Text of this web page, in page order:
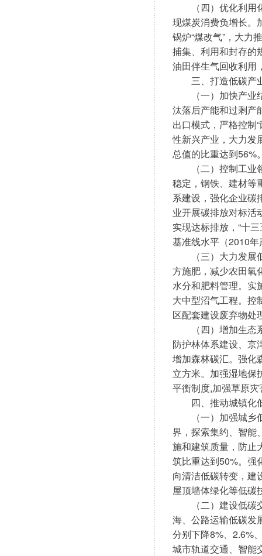
（四）优化利用化
现煤炭消费负增长。
锅炉“煤改气”，大力
捕集、利用和封存的
油田伴生气回收利用
三、打造低碳产
（一）加快产业结
汰落后产能和过剩产
出口模式，严格控制
性新兴产业，大力发
总值的比重达到56%
（二）控制工业领
稳定，钢铁、建材等
系建设，强化企业碳
业开展碳排放对标活
实现达标排放，“十
基准线水平（2010
（三）大力发展低
方施肥，减少农田氧
水分和肥料管理。实
大中型沼气工程。控
区配套建设废弃物处
（四）增加生态系
防护林体系建设、京
增加森林碳汇。强化
立方米。加强湿地保
平衡制度,加强草原
四、推动城镇化
（一）加强城乡低
界，探索集约、智能
施和建筑质量，防止
筑比重达到50%。强
向清洁低碳转变，建
屋顶墙体绿化等低碳
（二）建设低碳交
海、公路运输低碳发
分别下降8%、2.6%
城市轨道交通、智能